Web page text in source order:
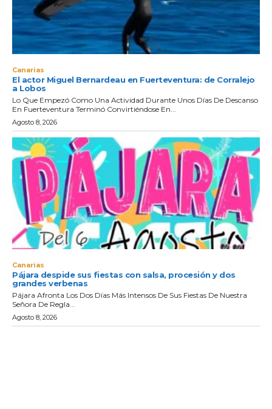
Canarias
El actor Miguel Bernardeau en Fuerteventura: de Corralejo
a Lobos
Lo Que Empezó Como Una Actividad Durante Unos Días De Descanso
En Fuerteventura Terminó Convirtiéndose En...
Agosto 8, 2026
Canarias
Pájara despide sus fiestas con salsa, procesión y dos
grandes verbenas
Pájara Afronta Los Dos Días Más Intensos De Sus Fiestas De Nuestra
Señora De Regla...
Agosto 8, 2026